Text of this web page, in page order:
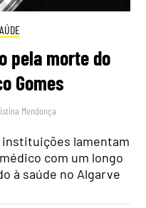
pela morte do
Gomes
Mendonça
instituições lamentam
com um longo
à saúde no Algarve